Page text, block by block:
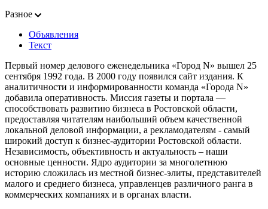
Разное
Объявления
Текст
Первый номер делового еженедельника «Город N» вышел 25
сентября 1992 года. В 2000 году появился сайт издания. К
аналитичности и информированности команда «Города N»
добавила оперативность. Миссия газеты и портала —
способствовать развитию бизнеса в Ростовской области,
предоставляя читателям наибольший объем качественной
локальной деловой информации, а рекламодателям - самый
широкий доступ к бизнес-аудитории Ростовской области.
Независимость, объективность и актуальность – наши
основные ценности. Ядро аудитории за многолетнюю
историю сложилась из местной бизнес-элиты, представителей
малого и среднего бизнеса, управленцев различного ранга в
коммерческих компаниях и в органах власти.